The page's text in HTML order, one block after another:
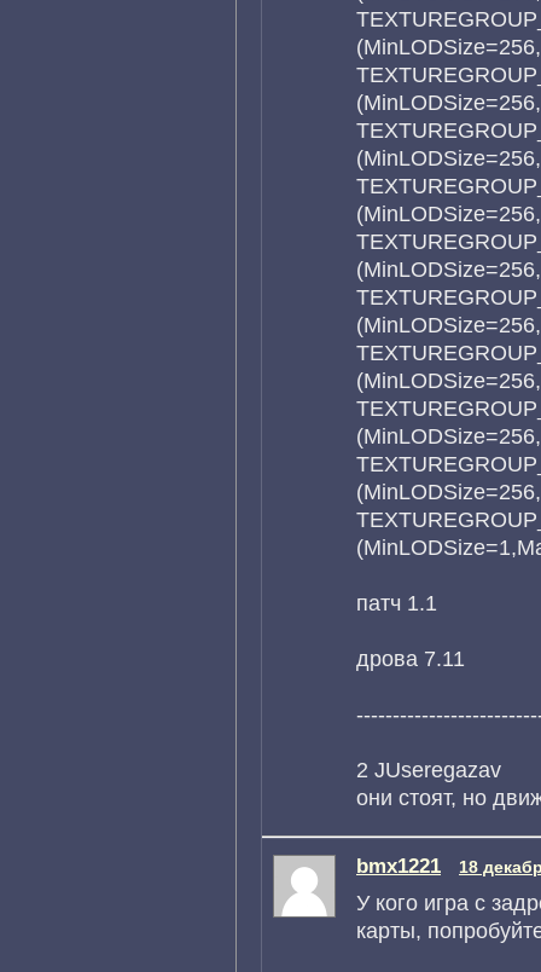
патч 1.1
дрова 7.11
2 JUseregazav
они стоят, но
bmx1221 18
У кого игра с
карты,